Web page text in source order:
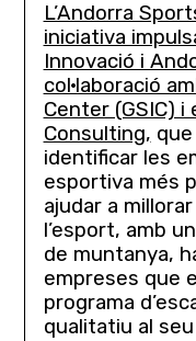
L’Andorra
iniciativa
Innovació i
col·laboració
Center (GSIC) i
Consulting,
identificar les
esportiva més
ajudar a
l’esport, amb
de muntanya,
empreses que
programa
qualitatiu al